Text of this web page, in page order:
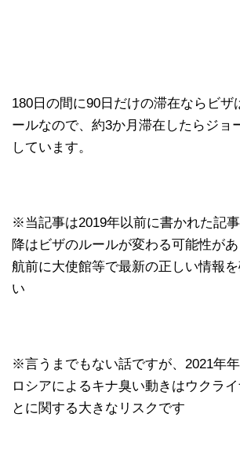
180日の間に90日だけの滞在ならビザ
ールなので、約3か月滞在したらジョ
しています。
※当記事は2019年以前に書かれた記
降はビザのルールが変わる可能性が
航前に大使館等で最新の正しい情報
い
※言うまでもない話ですが、2021年
ロシアによるキナ臭い動きはウクラ
とに関する大きなリスクです